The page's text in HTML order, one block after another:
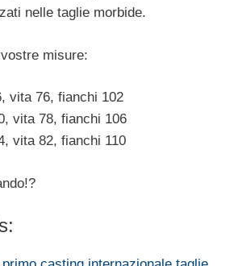
nelle taglie morbide.
misure:
vita 76, fianchi 102
vita 78, fianchi 106
vita 82, fianchi 110